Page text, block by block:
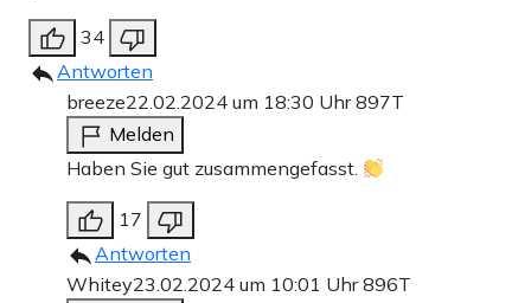
34
Antworten
breeze22.02.2024 um 18:30 Uhr897T
Melden
Haben Sie gut zusammengefasst.
17
Antworten
Whitey23.02.2024 um 10:01 Uhr896T